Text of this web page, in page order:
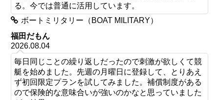
る。今では普通に活用しています。
ボートミリタリー（BOAT MILITARY）
福田だもん
2026.08.04
毎日同じことの繰り返しだったので刺激が欲しくて競
艇を始めました。先週の月曜日に登録して、とりあえ
ず初回限定プランを試してみました。補償制度がある
ので保険的な意味合いが強いのかなと思っていました